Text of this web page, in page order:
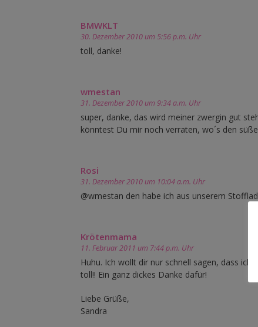
BMWKLT
30. Dezember 2010 um 5:56 p.m. Uhr
toll, danke!
wmestan
31. Dezember 2010 um 9:34 a.m. Uhr
super, danke, das wird meiner zwergin gut
könntest Du mir noch verraten, wo´s den
Rosi
31. Dezember 2010 um 10:04 a.m. Uhr
@wmestan den habe ich aus unserem
Krötenmama
11. Februar 2011 um 7:44 p.m. Uhr
Huhu. Ich wollt dir nur schnell sagen, dass
toll!! Ein ganz dickes Danke dafür!
Liebe Grüße,
Sandra